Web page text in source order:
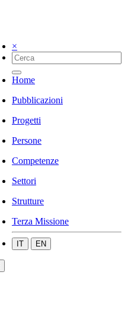
×
Home
Pubblicazioni
Progetti
Persone
Competenze
Settori
Strutture
Terza Missione
IT EN